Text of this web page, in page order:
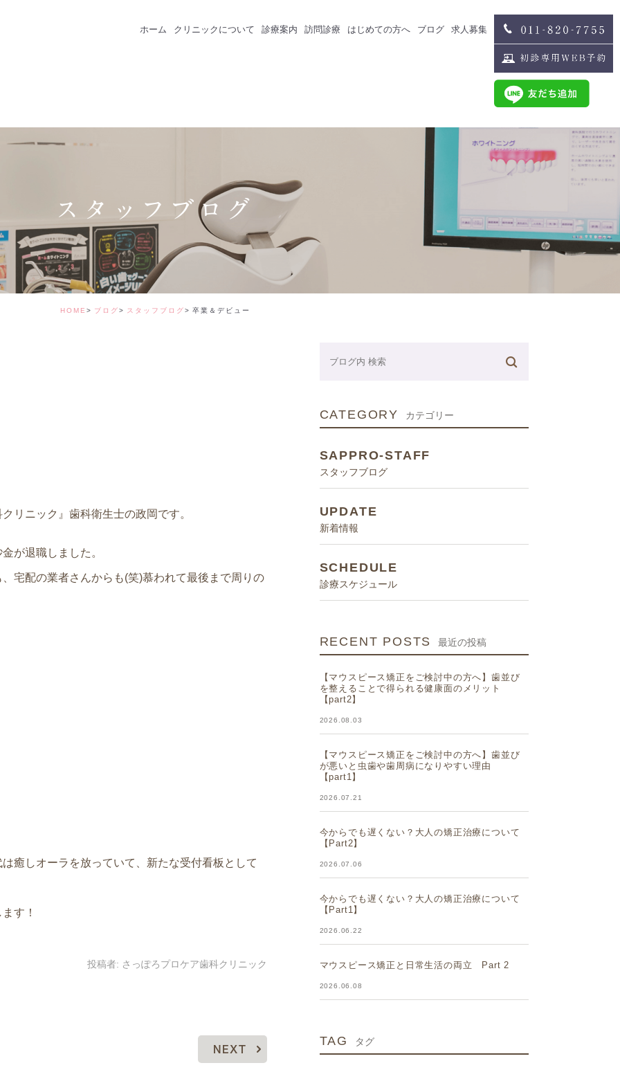
ホーム クリニックについて 診療案内
矯正治療
ホワイトニング
デンタルコーディネーター
訪問診療 はじめての方へ ブログ 求人募集
歯科衛生士募集
スタッフインタビュー
スタッフブログ
HOME ブログ スタッフブログ 卒業＆デビュー
リニック』歯科衛生士の政岡です。
が退職しました。
宅配の業者さんからも(笑)慕われて最後まで周りの
癒しオーラを放っていて、新たな受付看板として
す！
投稿者: さっぽろプロケア歯科クリニック
NEXT
CATEGORY カテゴリー
SAPPRO-STAFF
スタッフブログ
UPDATE
新着情報
SCHEDULE
診療スケジュール
RECENT POSTS 最近の投稿
【マウスピース矯正をご検討中の方へ】歯並び
を整えることで得られる健康面のメリット
【part2】
2026.08.03
【マウスピース矯正をご検討中の方へ】歯並び
が悪いと虫歯や歯周病になりやすい理由
【part1】
2026.07.21
今からでも遅くない？大人の矯正治療について
【Part2】
2026.07.06
今からでも遅くない？大人の矯正治療について
【Part1】
2026.06.22
マウスピース矯正と日常生活の両立 Part 2
2026.06.08
TAG タグ